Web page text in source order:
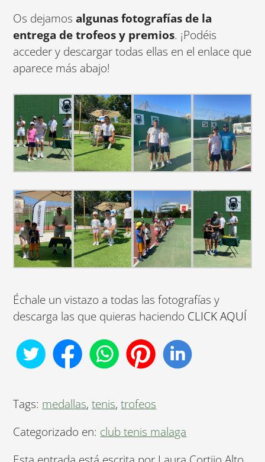
Os dejamosalgunas fotografías de la
entrega de trofeos y premios. ¡Podéis
acceder y descargar todas ellas en el enlace que
aparece más abajo!
Échale un vistazo a todas las fotografías y
descarga las que quieras haciendo CLICK AQUÍ
Tags: medallas,tenis,trofeos
Categorizado en: club tenis malaga